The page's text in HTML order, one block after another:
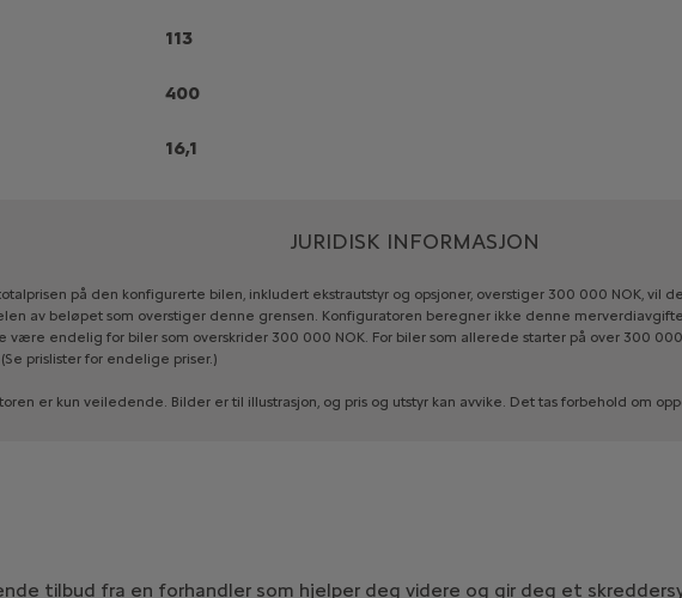
113
400
16,1
JURIDISK INFORMASJON
på den konfigurerte bilen, inkludert ekstrautstyr og opsjoner, overstiger 300 000 NOK, vil
av beløpet som overstiger denne grensen. Konfiguratoren beregner ikke denne
være endelig for biler som overskrider 300 000 NOK. For biler som allerede starter på over 300 000
(Se prislister for endelige priser.)
er kun veiledende. Bilder er til illustrasjon, og pris og utstyr kan avvike. Det tas forbehold om
tilbud fra en forhandler som hjelper deg videre og gir deg et